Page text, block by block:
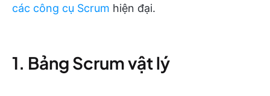
các công cụ Scrum hiện đại.
1. Bảng Scrum vật lý